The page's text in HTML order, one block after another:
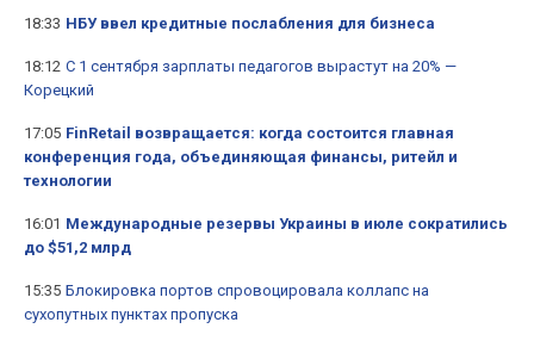
18:33 НБУ ввел кредитные послабления для бизнеса
18:12 С 1 сентября зарплаты педагогов вырастут на 20% —
Корецкий
17:05 FinRetail возвращается: когда состоится главная
конференция года, объединяющая финансы, ритейл и
технологии
16:01 Международные резервы Украины в июле сократились
до $51,2 млрд
15:35 Блокировка портов спровоцировала коллапс на
сухопутных пунктах пропуска